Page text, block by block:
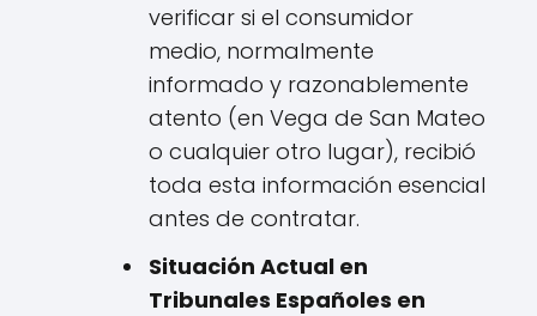
verificar si el consumidor
medio, normalmente
informado y razonablemente
atento (en Vega de San Mateo
o cualquier otro lugar), recibió
toda esta información esencial
antes de contratar.
Situación Actual en
Tribunales Españoles en